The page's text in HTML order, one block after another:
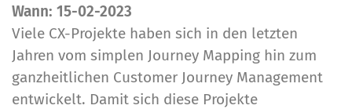
Wann: 15-02-2023
Viele CX-Projekte haben sich in den letzten
Jahren vom simplen Journey Mapping hin zum
ganzheitlichen Customer Journey Management
entwickelt. Damit sich diese Projekte